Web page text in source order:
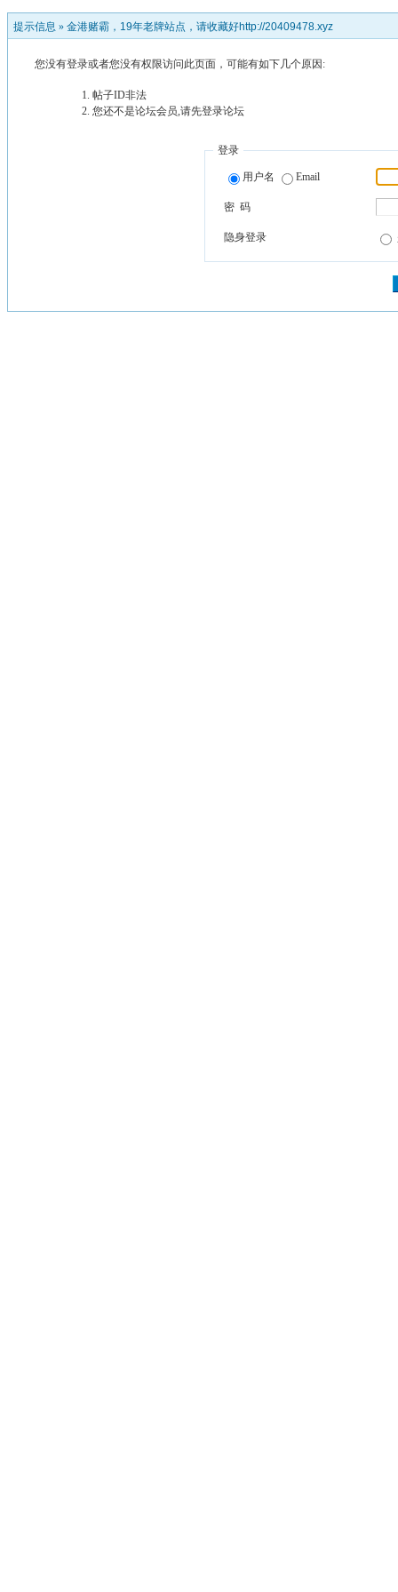
提示信息 » 金港赌霸，19年老牌站点，请收藏好http://20409478.xyz
您没有登录或者您没有权限访问此页面，可能有如下几个原因:
帖子ID非法
您还不是论坛会员,请先登录论坛
登录
用户名 Email
密 码
隐身登录